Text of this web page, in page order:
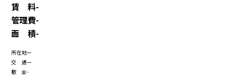
賃 料-
管理費-
面 積-
所在地ー
交 通ー
敷 金-